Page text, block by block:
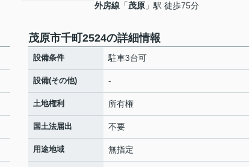
外房線 「茂原 」駅 徒歩75分
茂原市千町2524の詳細情報
設備条件 駐車3台可
設備(その他) -
土地権利 所有権
国土法届出 不要
用途地域 無指定